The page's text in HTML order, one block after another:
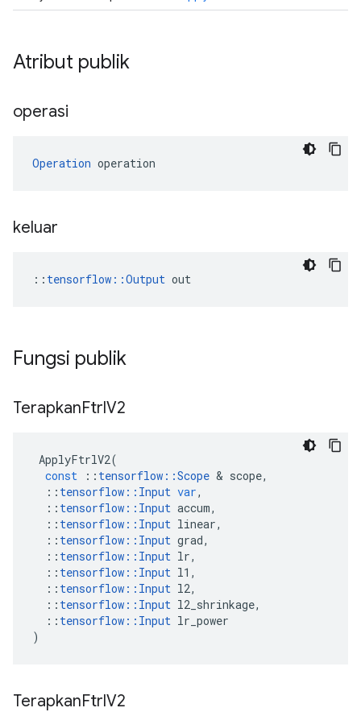
Atribut publik
operasi
Operation operation
keluar
:: tensorflow::Output out
Fungsi publik
TerapkanFtrlV2
ApplyFtrlV2(
const
:: tensorflow ::Scope & scope,
:: tensorflow :: Input var,
:: tensorflow :: Input accum,
:: tensorflow :: Input linear,
:: tensorflow :: Input grad,
:: tensorflow :: Input lr,
:: tensorflow :: Input l1 ,
:: tensorflow :: Input l2,
:: tensorflow :: Input l2_shrinkage,
:: tensorflow :: Input lr_power
)
TerapkanFtrlV2